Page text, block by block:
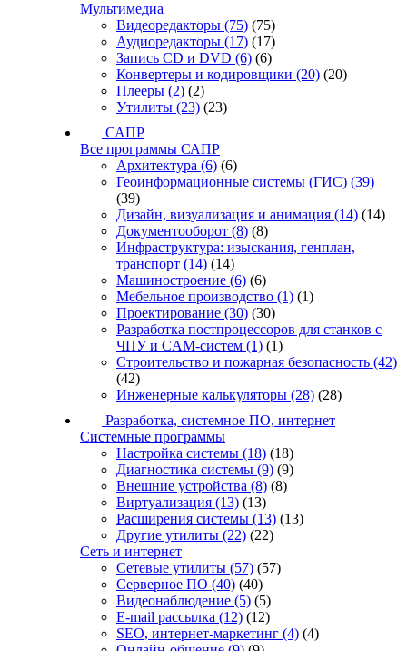
Мультимедиа
Видеоредакторы (75) (75)
Аудиоредакторы (17) (17)
Запись CD и DVD (6) (6)
Конвертеры и кодировщики (20) (20)
Плееры (2) (2)
Утилиты (23) (23)
САПР
Все программы САПР
Архитектура (6) (6)
Геоинформационные системы (ГИС) (39)
(39)
Дизайн, визуализация и анимация (14) (14)
Документооборот (8) (8)
Инфраструктура: изыскания, генплан,
транспорт (14) (14)
Машиностроение (6) (6)
Мебельное производство (1) (1)
Проектирование (30) (30)
Разработка постпроцессоров для станков с
ЧПУ и CAM-систем (1) (1)
Строительство и пожарная безопасность (42)
(42)
Инженерные калькуляторы (28) (28)
Разработка, системное ПО, интернет
Системные программы
Настройка системы (18) (18)
Диагностика системы (9) (9)
Внешние устройства (8) (8)
Виртуализация (13) (13)
Расширения системы (13) (13)
Другие утилиты (22) (22)
Сеть и интернет
Сетевые утилиты (57) (57)
Серверное ПО (40) (40)
Видеонаблюдение (5) (5)
E-mail рассылка (12) (12)
SEO, интернет-маркетинг (4) (4)